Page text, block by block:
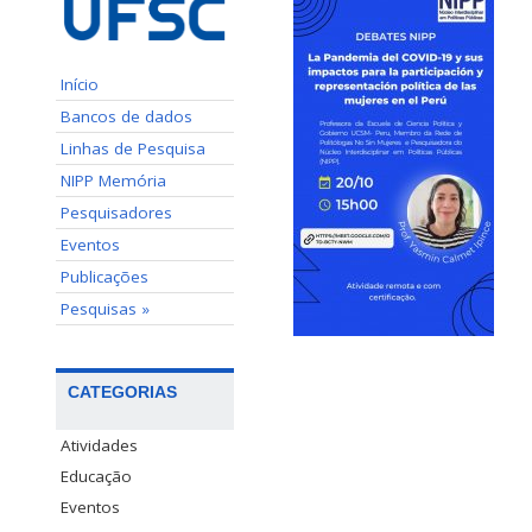
Início
Bancos de dados
Linhas de Pesquisa
NIPP Memória
Pesquisadores
Eventos
Publicações
Pesquisas »
CATEGORIAS
Atividades
Educação
Eventos